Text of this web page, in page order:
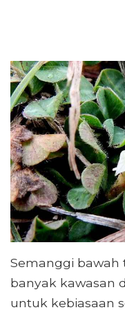
Semanggi
banyak kawasan
untuk kebiasaan